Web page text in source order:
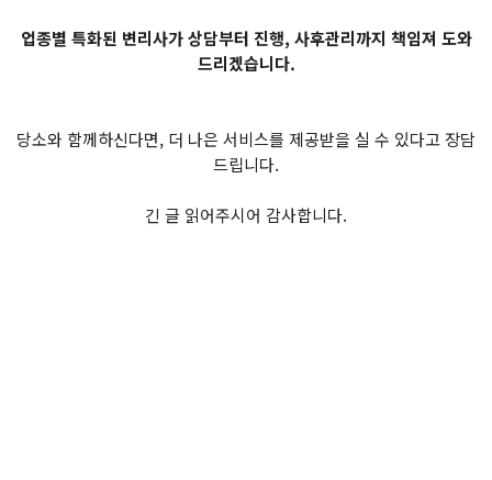
업종별 특화된 변리사가 상담부터 진행, 사후관리까지 책임져 도와
드리겠습니다.
당소와 함께하신다면, 더 나은 서비스를 제공받을 실 수 있다고 장담
드립니다.
긴 글 읽어주시어 감사합니다.